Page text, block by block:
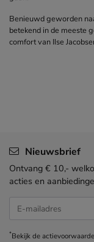
Benieuwd geworden
betekend in de meeste
comfort van Ilse
Nieuwsbrief
Ontvang € 10,-
acties en
E-mailadres
*Bekijk de